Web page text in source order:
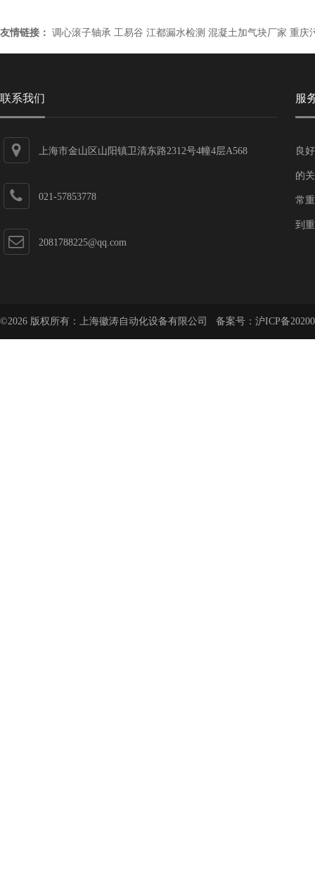
友情链接： 调心滚子轴承 工易谷 江都漏水检测 混凝土加气块厂家 重庆
联系我们
上海市金山区山阳镇卫清东路2312号4幢4层A568
021-57853778
2081788225@qq.com
服
良
的
常
到
©2026 版权所有：上海徽涛自动化设备有限公司 备案号： 沪ICP备